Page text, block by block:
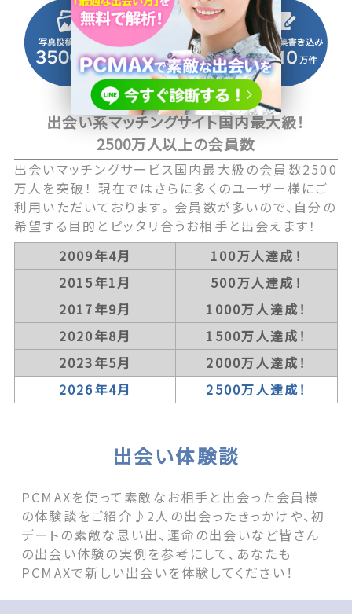
出会い系マッチングサイト国内最大級！
2500万人以上の会員数
出会いマッチングサービス国内最大級の会員数2500
万人を突破！ 現在ではさらに多くのユーザー様にご
利用いただいております。 会員数が多いので、自分の
希望する目的とピッタリ合うお相手と出会えます！
2009年4月
100万人達成！
2015年1月
500万人達成！
2017年9月
1000万人達成！
2020年8月
1500万人達成！
2023年5月
2000万人達成！
2026年4月
2500万人達成！
出会い体験談
PCMAXを使って素敵なお相手と出会った会員様
の体験談をご紹介♪2人の出会ったきっかけや、初
デートの素敵な思い出、運命の出会いなど皆さん
の出会い体験の実例を参考にして、あなたも
PCMAXで新しい出会いを体験してください！